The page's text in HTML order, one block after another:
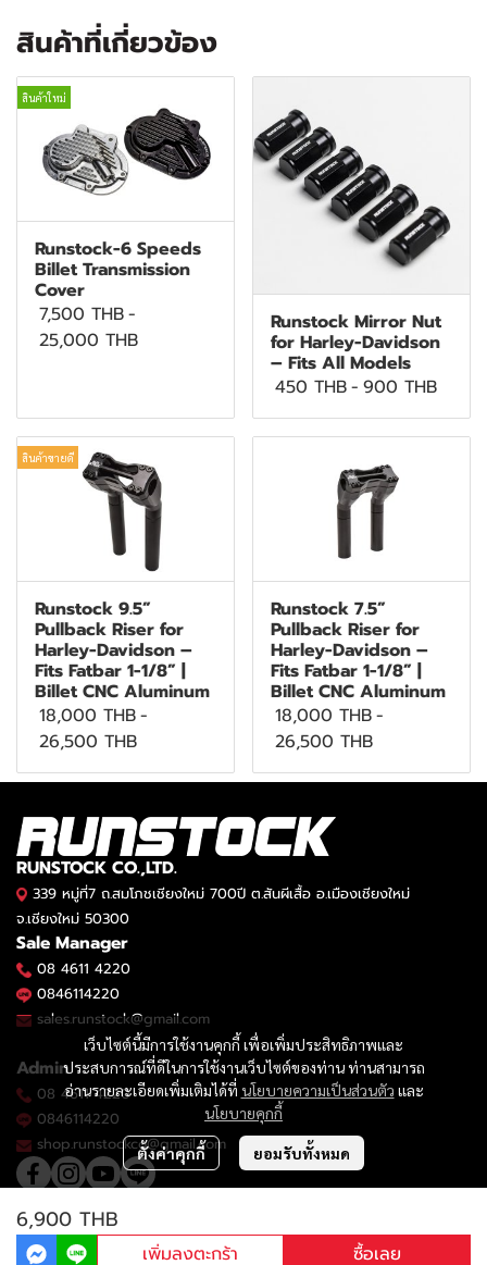
สินค้าที่เกี่ยวข้อง
สินค้าใหม่
Runstock-6 Speeds
Billet Transmission
Cover
7,500 THB-
25,000 THB
Runstock Mirror Nut
for Harley-Davidson
– Fits All Models
450 THB- 900 THB
สินค้าขายดี
Runstock 9.5”
Pullback Riser for
Harley-Davidson –
Fits Fatbar 1-1/8” |
Billet CNC Aluminum
18,000 THB-
26,500 THB
Runstock 7.5”
Pullback Riser for
Harley-Davidson –
Fits Fatbar 1-1/8” |
Billet CNC Aluminum
18,000 THB-
26,500 THB
6,900 THB
เพิ่มลงตะกร้า ซื้อเลย
เว็บไซต์นี้มีการใช้งานคุกกี้ เพื่อเพิ่มประสิทธิภาพและ
ประสบการณ์ที่ดีในการใช้งานเว็บไซต์ของท่าน ท่านสามารถ
อ่านรายละเอียดเพิ่มเติมได้ที่ นโยบายความเป็นส่วนตัว และ
นโยบายคุกกี้
ตั้งค่าคุกกี้ ยอมรับทั้งหมด
RUNSTOCK CO.,LTD.
339 หมู่ที่7 ถ.สมโภชเชียงใหม่ 700ปี ต.สันผีเสื้อ อ.เมืองเชียงใหม่
จ.เชียงใหม่ 50300
Sale Manager
08 4611 4220
0846114220
sales.runstock@gmail.com
Admin
08 4611 4220
0846114220
shop.runstockco@gmail.com
2023 © RUNSTOCK CO.,LTD.